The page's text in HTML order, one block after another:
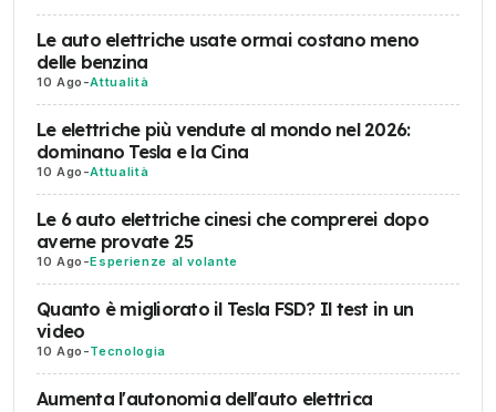
Le auto elettriche usate ormai costano meno
delle benzina
10 Ago -Attualità
Le elettriche più vendute al mondo nel 2026:
dominano Tesla e la Cina
10 Ago -Attualità
Le 6 auto elettriche cinesi che comprerei dopo
averne provate 25
10 Ago -Esperienze al volante
Quanto è migliorato il Tesla FSD? Il test in un
video
10 Ago -Tecnologia
Aumenta l'autonomia dell'auto elettrica